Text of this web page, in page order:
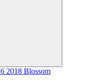
2018 Blossom